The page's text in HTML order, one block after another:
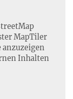
MapTiler
anzuzeigen
Inhalten